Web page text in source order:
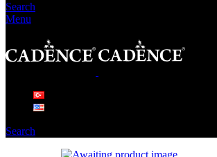
Search
Menu
Search